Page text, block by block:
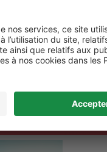
partial-thickness
: COMMENT